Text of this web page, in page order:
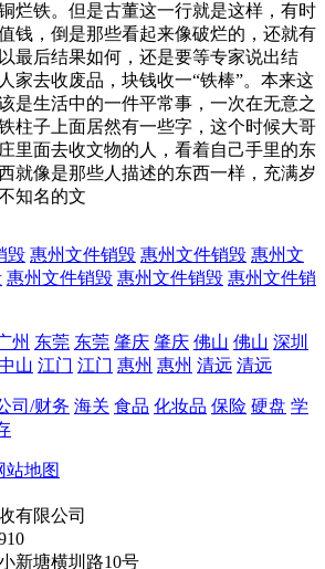
烂铁。但是古董这一行就是这样，有时
钱，倒是那些看起来像破烂的，还就有
最后结果如何，还是要等专家说出结
家去收废品，块钱收一“铁棒”。本来这
是生活中的一件平常事，一次在无意之
柱子上面居然有一些字，这个时候大哥
里面去收文物的人，看着自己手里的东
就像是那些人描述的东西一样，充满岁
知名的文
毁 惠州文件销毁 惠州文件销毁 惠州文
惠州文件销毁 惠州文件销毁 惠州文件销
州 东莞 东莞 肇庆 肇庆 佛山 佛山 深圳
山 江门 江门 惠州 惠州 清远 清远
司/财务 海关 食品 化妆品 保险 硬盘 学
站地图
有限公司
新塘横圳路10号